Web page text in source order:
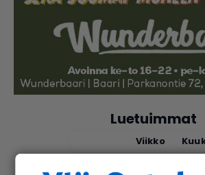
Luetuimmat
Viikko